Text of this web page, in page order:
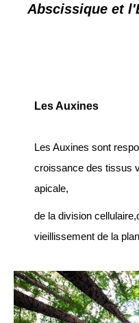
Abscissique et
Les Auxines
Les Auxines sont
croissance des tissus
apicale,
de la division
vieillissement de la